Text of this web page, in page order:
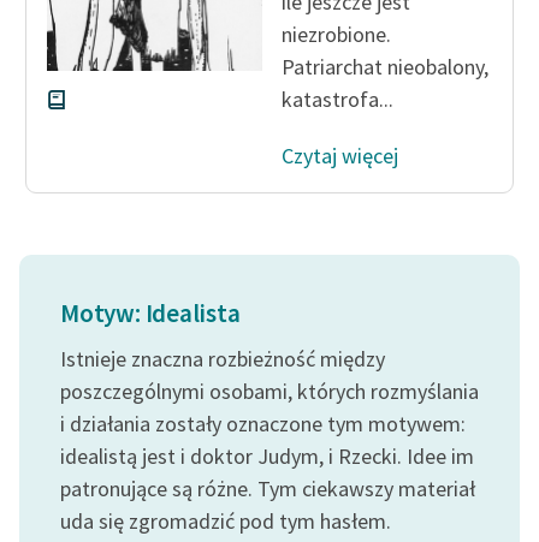
Kontakt
O projekcie
Wolnych Lektur
Logotypy
Materiały promocyjne
Polityka prywatności
Regulamin biblioteki
Dane fundacji i
sprawozdania finansowe
niezrobione.
Patriarchat nieobalony,
katastrofa...
Czytaj więcej
Motyw: Idealista
Istnieje znaczna rozbieżność między
poszczególnymi osobami, których rozmyślania
i działania zostały oznaczone tym motywem:
idealistą jest i doktor Judym, i Rzecki. Idee im
patronujące są różne. Tym ciekawszy materiał
uda się zgromadzić pod tym hasłem.